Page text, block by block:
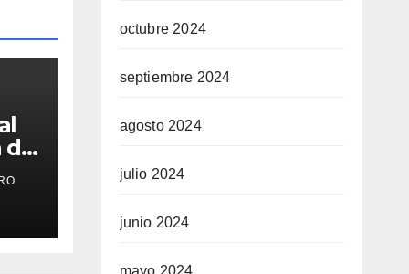
de
octubre 2024
septiembre 2024
agosto 2024
julio 2024
junio 2024
mayo 2024